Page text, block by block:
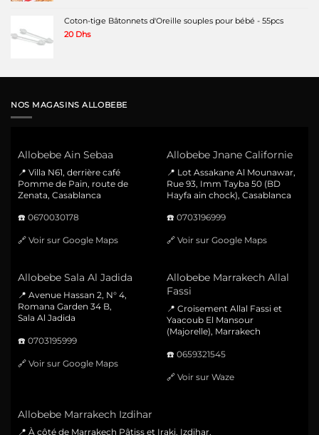
Coton-tige Bâtonnets d'Oreille souples pour bébé - 55pcs
20 Dhs
NOS MAGASINS ALLOBEBE
Allobebe Ain Sebaa
📍 Villa N61, derrière café
Pomme de Pain, route de
Zenata, Casablanca
☎️ 0670030178
🔗 Voir sur Google Maps
Allobebe Jnane Californie
📍 Lot Assakane Al Mounawar,
Rue 93, Imm Tayba 50 (BD
Hayfa ain chock), Casablanca
☎️ 0703196999
🔗 Voir sur Google Maps
Allobebe Sala Al Jadida
📍 Avenue Hassan 2, N° 4,
Romana Garden 34 B,
Sala Al Jadida
☎️ 0703195999
🔗 Voir sur Google Maps
Allobebe Marrakech Allal
Fassi
📍 Croisement Allal Fassi et
Yaacoub El Mansour
(Majorelle), Marrakech
☎️ 0659321545
🔗 Voir sur Waze
Allobebe Marrakech Izdihar
📍 À côté de Marrakech Pâtiss et Iraki, Izdihar,